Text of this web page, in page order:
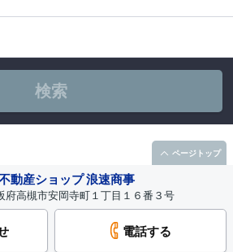
検索
動産ショップ 浪速商事
高槻市安岡寺町１丁目１６番３号
電話する
ページトップ